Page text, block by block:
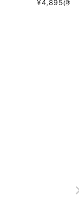
¥4,895(税込)